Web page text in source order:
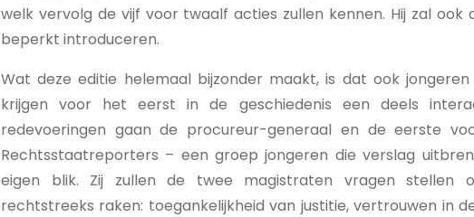
welk vervolg de vijf voor twaalf acties zullen kennen. Hij zal ook
beperkt introduceren.
Wat deze editie helemaal bijzonder maakt, is dat ook
krijgen voor het eerst in de geschiedenis een deels
redevoeringen gaan de procureur-generaal en de eerste
Rechtsstaatreporters – een groep jongeren die verslag
eigen blik. Zij zullen de twee magistraten vragen stellen
rechtstreeks raken: toegankelijkheid van justitie, vertrouwen in